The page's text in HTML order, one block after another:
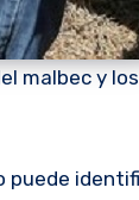
malbec y los